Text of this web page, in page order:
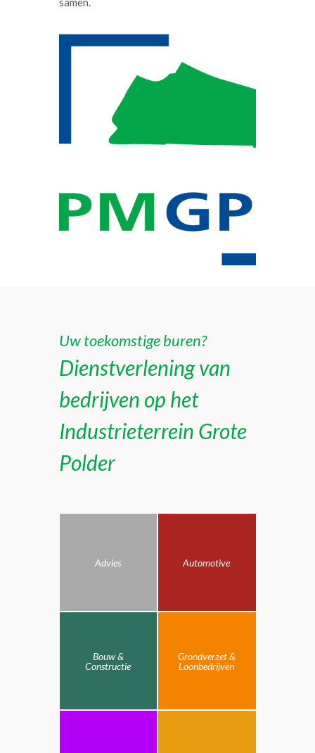
Uw toekomstige buren?
Dienstverlening van
bedrijven op het
Industrieterrein Grote
Polder
Advies Automotive
Bouw &
Constructie
Grondverzet &
Loonbedrijven